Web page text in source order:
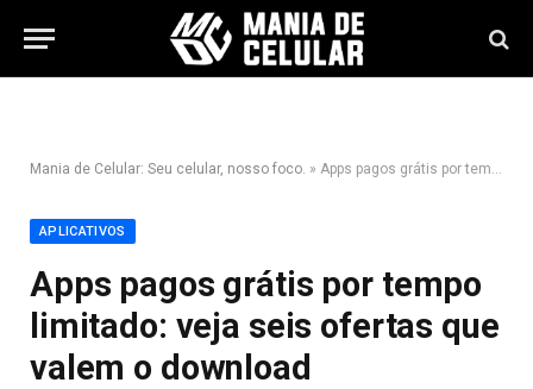
Mania de Celular: Seu celular, nosso foco. » Apps pagos grátis por tempo limitado: veja seis ofertas que valem o download
APLICATIVOS
Apps pagos grátis por tempo
limitado: veja seis ofertas que
valem o download